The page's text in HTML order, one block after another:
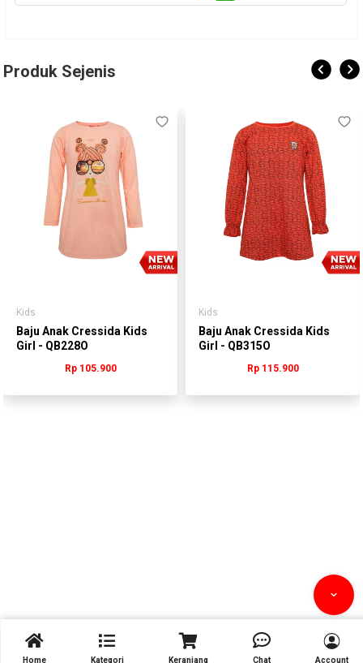
Produk Sejenis
Kids
Baju Anak Cressida Kids
Girl - QB228O
Rp 105.900
Kids
Baju Anak Cressida Kids
Girl - QB315O
Rp 115.900

Home Kategori

Keranjang

Chat Account